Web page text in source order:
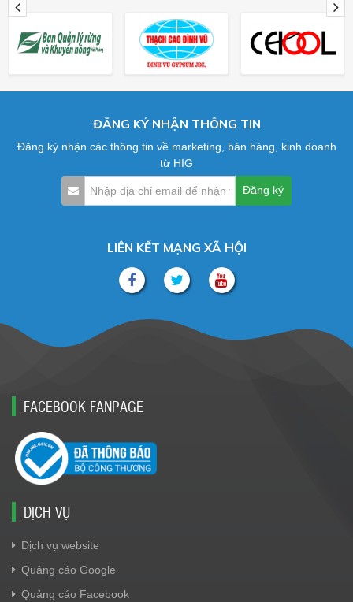
ĐĂNG KÝ NHẬN THÔNG TIN
Đăng ký nhận các thông tin về marketing, bán hàng, kinh doanh
từ HIG
LIÊN KẾT MẠNG XÃ HỘI
FACEBOOK FANPAGE
DỊCH VỤ
Dịch vụ website
Quảng cáo Google
Quảng cáo Facebook